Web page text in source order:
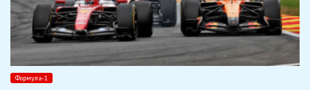
Формула-1